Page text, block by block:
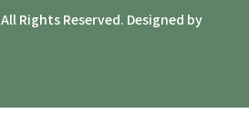
All Rights Reserved. Designed by